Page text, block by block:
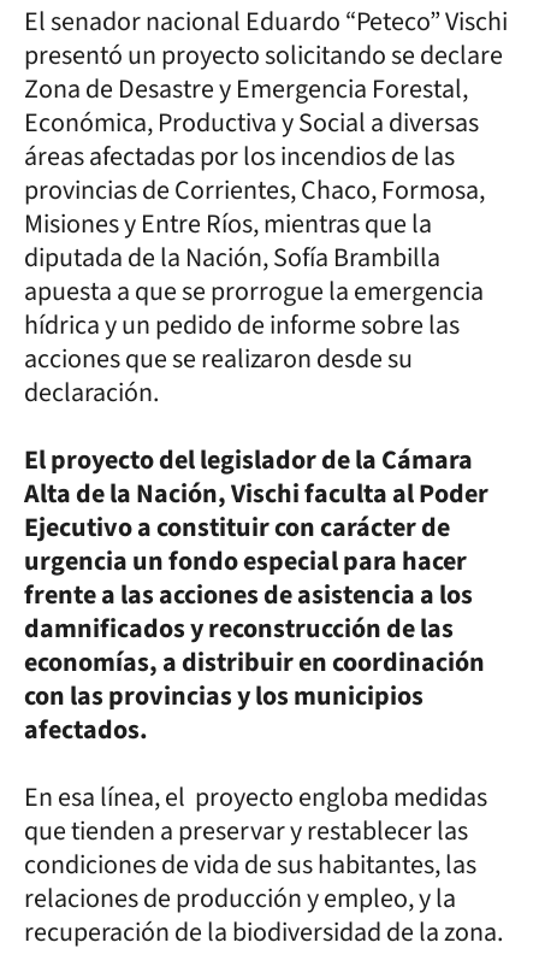
El senador nacional Eduardo “Peteco” Vischi
presentó un proyecto solicitando se declare
Zona de Desastre y Emergencia Forestal,
Económica, Productiva y Social a diversas
áreas afectadas por los incendios de las
provincias de Corrientes, Chaco, Formosa,
Misiones y Entre Ríos, mientras que la
diputada de la Nación, Sofía Brambilla
apuesta a que se prorrogue la emergencia
hídrica y un pedido de informe sobre las
acciones que se realizaron desde su
declaración.
El proyecto del legislador de la Cámara
Alta de la Nación, Vischi faculta al Poder
Ejecutivo a constituir con carácter de
urgencia un fondo especial para hacer
frente a las acciones de asistencia a los
damnificados y reconstrucción de las
economías, a distribuir en coordinación
con las provincias y los municipios
afectados.
En esa línea, el proyecto engloba medidas
que tienden a preservar y restablecer las
condiciones de vida de sus habitantes, las
relaciones de producción y empleo, y la
recuperación de la biodiversidad de la zona.